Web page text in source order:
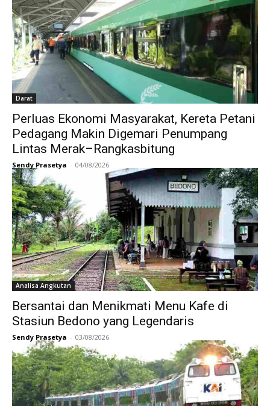
Darat
Perluas Ekonomi Masyarakat, Kereta Petani
Pedagang Makin Digemari Penumpang
Lintas Merak–Rangkasbitung
Sendy Prasetya - 04/08/2026
Analisa Angkutan
Bersantai dan Menikmati Menu Kafe di
Stasiun Bedono yang Legendaris
Sendy Prasetya - 03/08/2026